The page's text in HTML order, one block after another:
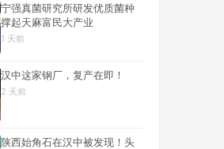
宁强真菌研究所研发优质菌种
撑起天麻富民大产业
1 天前
汉中这家钢厂，复产在即！
2 天前
陕西始角石在汉中被发现！头